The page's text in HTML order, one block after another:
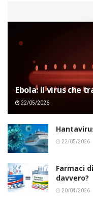
Ebola: il virus che
22/05/2026
22/05/2026
Farmaci
davvero?
20/04/2026